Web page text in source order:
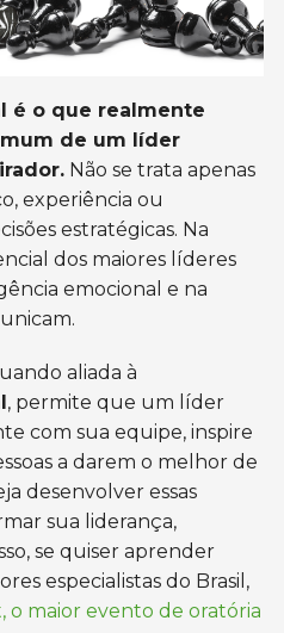
é o que realmente
de um líder
Não se trata apenas
experiência ou
estratégicas. Na
dos maiores líderes
emocional e na
aliada à
, permite que um líder
com sua equipe, inspire
a darem o melhor de
desenvolver essas
sua liderança,
se quiser aprender
especialistas do Brasil,
o maior evento de oratória